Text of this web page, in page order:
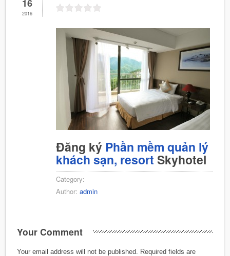
16
2016
Đăng ký Phần mềm quản lý
khách sạn, resort Skyhotel
Category:
Author: admin
Your Comment
Your email address will not be published.
Required fields are